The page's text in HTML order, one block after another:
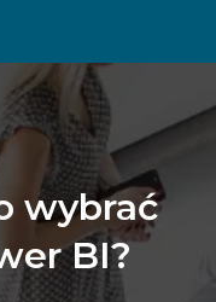
wybrać
BI?